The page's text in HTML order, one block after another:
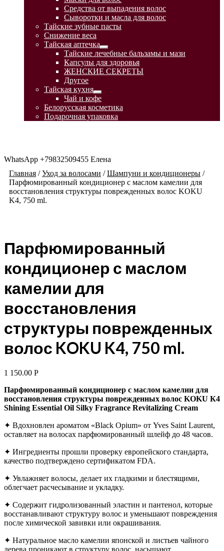
меню
Средства от выпадения волос
Сыворотки и масла для волос
Тайские зубные пасты
Снижение веса
Тайская аптечка
Развернутое
вложенное
меню
Тайские лечебные бальзамы и мази
Капсулы для здоровья
ЖЕНСКИЕ СЕКРЕТЫ
Другое
Тайская кухня
Развернутое
вложенное
меню
Чай и кофе
Белорусская косметика
Подарочная упаковка
WhatsApp +79832509455 Елена
Главная /Уход за волосами /Шампуни и кондиционеры /
Парфюмированный кондиционер с маслом камелии для
восстановления структуры поврежденных волос KOKU
K4, 750 ml.
Парфюмированный
кондиционер с маслом
камелии для
восстановления
структуры поврежденных
волос KOKU K4, 750 ml.
1 150.00 Р
Парфюмированный кондиционер с маслом камелии для
восстановления структуры поврежденных волос KOKU К4
Shining Essential Oil Silky Fragrance Revitalizing Cream
✦ Вдохновлен ароматом «Black Opium» от Yves Saint Laurent,
оставляет на волосах парфюмированный шлейф до 48 часов.
✦ Ингредиенты прошли проверку европейского стандарта,
качество подтверждено сертификатом FDA.
✦ Увлажняет волосы, делает их гладкими и блестящими,
облегчает расчесывание и укладку.
✦ Содержит гидролизованный эластин и пантенол, которые
восстанавливают структуру волос и уменьшают повреждения
после химической завивки или окрашивания.
✦ Натуральное масло камелии японской и листьев чайного